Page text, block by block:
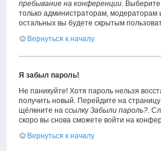
пребывание на конференции.
только администраторам, модераторам
остальных вы будете скрытым
Вернуться к началу
Я забыл пароль!
Не паникуйте! Хотя пароль нельзя
получить новый. Перейдите на
щёлкните на ссылкуЗабыли пароль?.
скоро вы снова сможете войти на
Вернуться к началу